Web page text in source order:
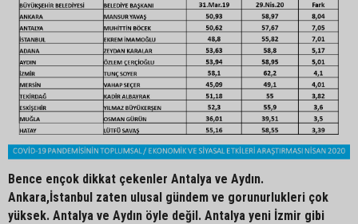
Bence ençok dikkat çekenler Antalya ve Aydın.
Ankara,İstanbul zaten ulusal gündem ve gorunurlukleri çok
yüksek. Antalya ve Aydın öyle değil. Antalya yeni İzmir gibi